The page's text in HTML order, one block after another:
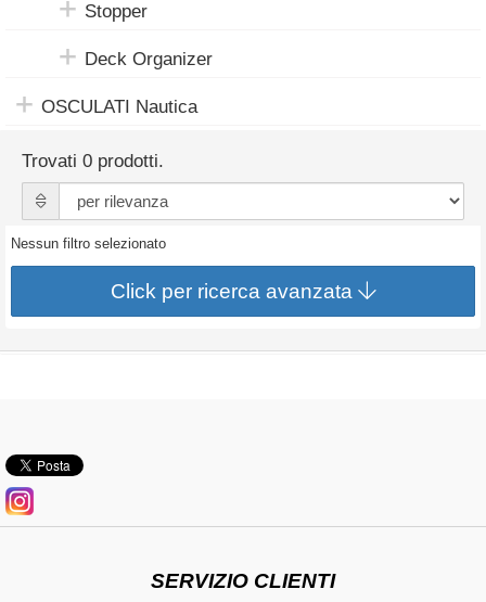
Stopper
Deck Organizer
OSCULATI Nautica
Trovati 0 prodotti.
Nessun filtro selezionato
Click per ricerca avanzata
SERVIZIO CLIENTI